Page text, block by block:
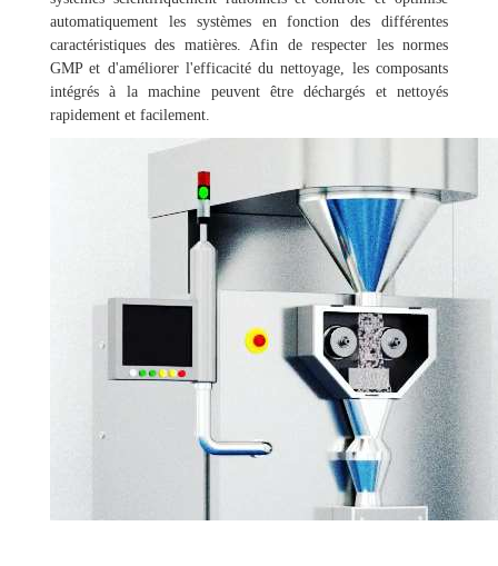
automatiquement les systèmes en fonction des différentes
caractéristiques des matières. Afin de respecter les normes
GMP et d'améliorer l'efficacité du nettoyage, les composants
intégrés à la machine peuvent être déchargés et nettoyés
rapidement et facilement.